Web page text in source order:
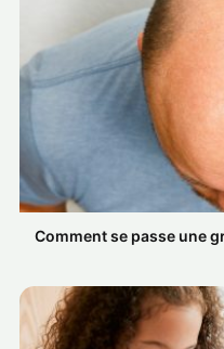
Comment se passe une